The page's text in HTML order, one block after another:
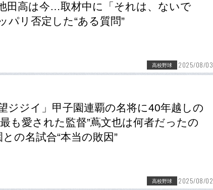
田高は今…取材中に「それは、ないで
パリ否定した“ある質問”
高校野球
2025/08/03
ジジイ」甲子園連覇の名将に40年越しの
も愛された監督”蔦文也は何者だったの
の名試合“本当の敗因”
高校野球
2025/08/02